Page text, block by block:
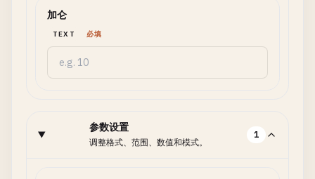
加仑
TEXT 必填
参数设置
调整格式、范围、数值和模式。
1